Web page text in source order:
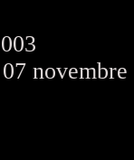
novembre